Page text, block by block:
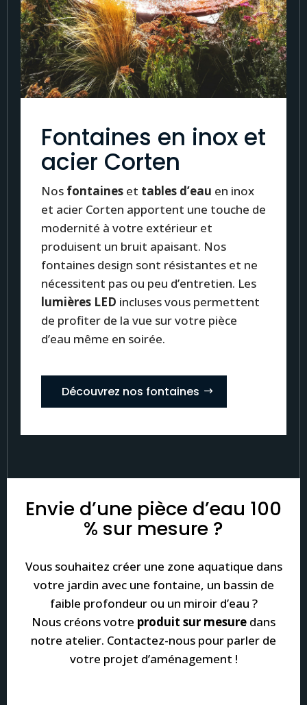
Fontaines en inox et
acier Corten
Nos fontaines et tables d’eau en inox
et acier Corten apportent une touche de
modernité à votre extérieur et
produisent un bruit apaisant. Nos
fontaines design sont résistantes et ne
nécessitent pas ou peu d’entretien. Les
lumières LED incluses vous permettent
de profiter de la vue sur votre pièce
d’eau même en soirée.
Découvrez nos fontaines
Envie d’une pièce d’eau 100
% sur mesure ?
Vous souhaitez créer une zone aquatique dans
votre jardin avec une fontaine, un bassin de
faible profondeur ou un miroir d’eau ?
Nous créons votre produit sur mesure dans
notre atelier. Contactez-nous pour parler de
votre projet d’aménagement !